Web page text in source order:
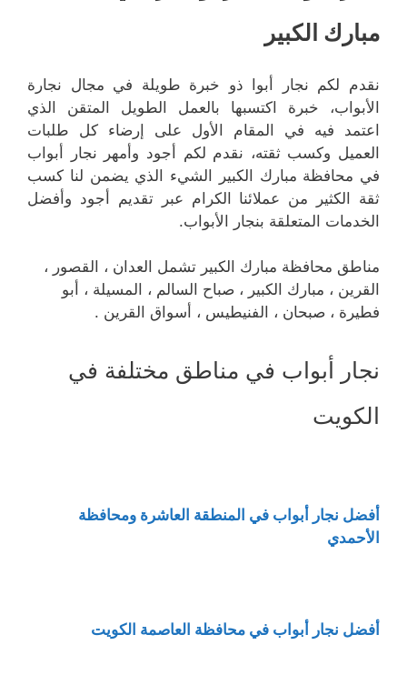
مبارك الكبير
نقدم لكم نجار أبوا ذو خبرة طويلة في مجال نجارة
الأبواب، خبرة اكتسبها بالعمل الطويل المتقن الذي
اعتمد فيه في المقام الأول على إرضاء كل طلبات
العميل وكسب ثقته، نقدم لكم أجود وأمهر نجار أبواب
في محافظة مبارك الكبير الشيء الذي يضمن لنا كسب
ثقة الكثير من عملائنا الكرام عبر تقديم أجود وأفضل
الخدمات المتعلقة بنجار الأبواب.
مناطق محافظة مبارك الكبير تشمل العدان ، القصور ،
القرين ، مبارك الكبير ، صباح السالم ، المسيلة ، أبو
فطيرة ، صبحان ، الفنيطيس ، أسواق القرين .
نجار أبواب في مناطق مختلفة في
الكويت
أفضل نجار أبواب في المنطقة العاشرة ومحافظة
الأحمدي
أفضل نجار أبواب في محافظة العاصمة الكويت